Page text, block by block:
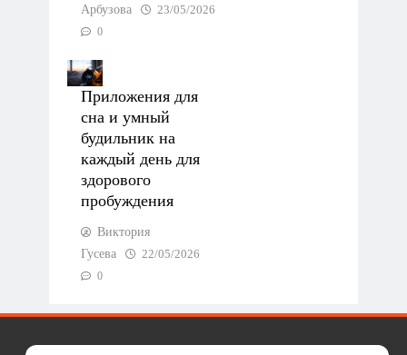
Арбузова
23/05/2026
0
Приложения для
сна и умный
будильник на
каждый день для
здорового
пробуждения
Виктория
Гусева
22/05/2026
0